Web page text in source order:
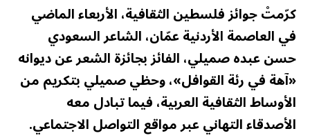
كرّمتْ جوائز فلسطين الثقافية، الأربعاء الماضي
في العاصمة الأردنية عمّان، الشاعر السعودي
حسن عبده صميلي، الفائز بجائزة الشعر عن ديوانه
«آهة في رئة القوافل»، وحظي صميلي بتكريم من
الأوساط الثقافية العربية، فيما تبادل معه
الأصدقاء التهاني عبر مواقع التواصل الاجتماعي.